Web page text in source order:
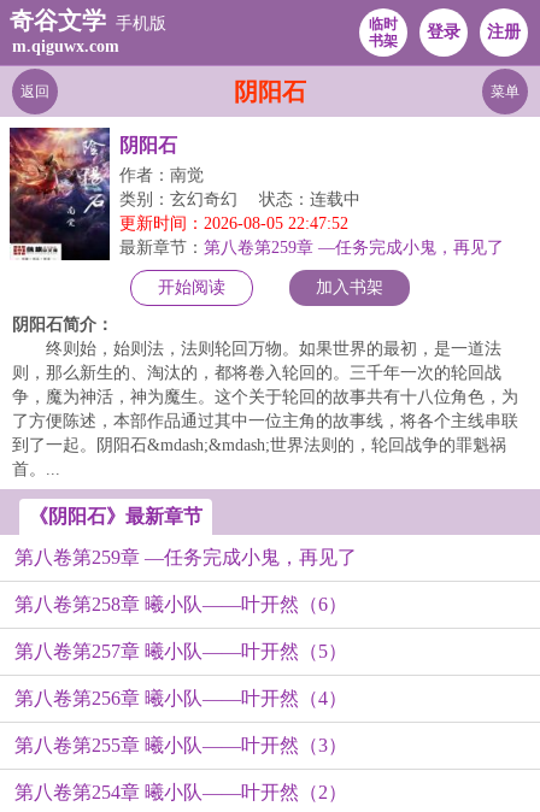
奇谷文学 手机版
m.qiguwx.com
临时
书架
登录 注册
阴阳石
返回 菜单
阴阳石
作者：南觉
类别：玄幻奇幻
状态：连载中
更新时间：2026-08-05 22:47:52
最新章节： 第八卷第259章 —任务完成小鬼，再见了
开始阅读 加入书架
阴阳石简介：
终则始，始则法，法则轮回万物。如果世界的最初，是一道法
则，那么新生的、淘汰的，都将卷入轮回的。三千年一次的轮回战
争，魔为神活，神为魔生。这个关于轮回的故事共有十八位角色，为
了方便陈述，本部作品通过其中一位主角的故事线，将各个主线串联
到了一起。阴阳石&mdash;&mdash;世界法则的，轮回战争的罪魁祸
首。...
《阴阳石》最新章节
第八卷第259章 —任务完成小鬼，再见了
第八卷第258章 曦小队——叶开然（6）
第八卷第257章 曦小队——叶开然（5）
第八卷第256章 曦小队——叶开然（4）
第八卷第255章 曦小队——叶开然（3）
第八卷第254章 曦小队——叶开然（2）